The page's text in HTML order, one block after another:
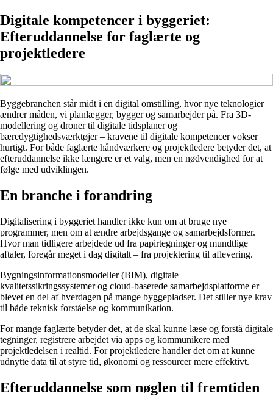
Digitale kompetencer i byggeriet:
Efteruddannelse for faglærte og
projektledere
Byggebranchen står midt i en digital omstilling, hvor nye teknologier
ændrer måden, vi planlægger, bygger og samarbejder på. Fra 3D-
modellering og droner til digitale tidsplaner og
bæredygtighedsværktøjer – kravene til digitale kompetencer vokser
hurtigt. For både faglærte håndværkere og projektledere betyder det, at
efteruddannelse ikke længere er et valg, men en nødvendighed for at
følge med udviklingen.
En branche i forandring
Digitalisering i byggeriet handler ikke kun om at bruge nye
programmer, men om at ændre arbejdsgange og samarbejdsformer.
Hvor man tidligere arbejdede ud fra papirtegninger og mundtlige
aftaler, foregår meget i dag digitalt – fra projektering til aflevering.
Bygningsinformationsmodeller (BIM), digitale
kvalitetssikringssystemer og cloud-baserede samarbejdsplatforme er
blevet en del af hverdagen på mange byggepladser. Det stiller nye krav
til både teknisk forståelse og kommunikation.
For mange faglærte betyder det, at de skal kunne læse og forstå digitale
tegninger, registrere arbejdet via apps og kommunikere med
projektledelsen i realtid. For projektledere handler det om at kunne
udnytte data til at styre tid, økonomi og ressourcer mere effektivt.
Efteruddannelse som nøglen til fremtiden